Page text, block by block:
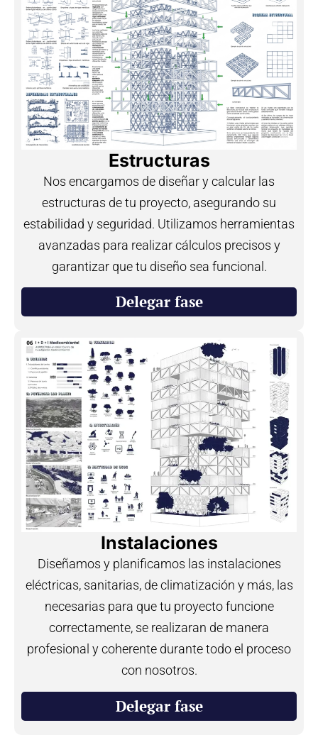
Estructuras
Nos encargamos de diseñar y calcular las
estructuras de tu proyecto, asegurando su
estabilidad y seguridad. Utilizamos herramientas
avanzadas para realizar cálculos precisos y
garantizar que tu diseño sea funcional.
Delegar fase
Instalaciones
Diseñamos y planificamos las instalaciones
eléctricas, sanitarias, de climatización y más, las
necesarias para que tu proyecto funcione
correctamente, se realizaran de manera
profesional y coherente durante todo el proceso
con nosotros.
Delegar fase